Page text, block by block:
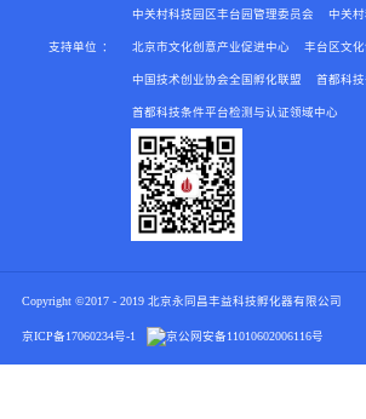
中关村科技园区丰台园管理委员会 中关
支持单位 ： 北京市文化创意产业促进中心 丰台区文
中国技术创业协会全国孵化联盟 首都科
首都科技条件平台检测与认证领域中心
Copyright ©2017 - 2019 北京永同昌丰益科技孵化器有限公司
京ICP备17060234号-1 京公网安备11010602006116号